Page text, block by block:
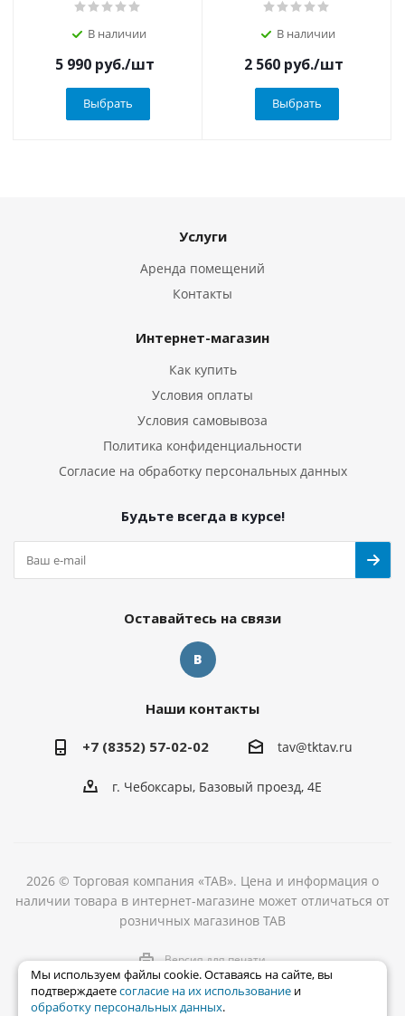
В наличии
5 990 руб./шт
Выбрать
В наличии
2 560 руб./шт
Выбрать
Услуги
Аренда помещений
Контакты
Интернет-магазин
Как купить
Условия оплаты
Условия самовывоза
Политика конфиденциальности
Согласие на обработку персональных данных
Будьте всегда в курсе!
Оставайтесь на связи
Наши контакты
+7 (8352) 57-02-02 tav@tktav.ru
г. Чебоксары, Базовый проезд, 4Е
2026 © Торговая компания «ТАВ». Цена и информация о
наличии товара в интернет-магазине может отличаться от
розничных магазинов ТАВ
Версия для печати
Мы используем файлы cookie. Оставаясь на сайте, вы
подтверждаетесогласие на их использование и
обработку персональных данных.